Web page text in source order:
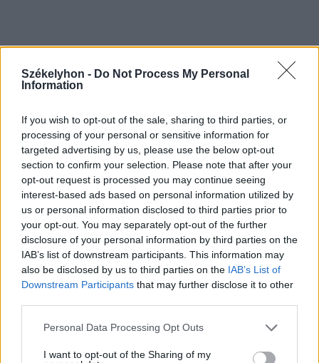
Székelyhon - Do Not Process My Personal
Information
If you wish to opt-out of the sale, sharing to third parties, or
processing of your personal or sensitive information for
targeted advertising by us, please use the below opt-out
section to confirm your selection. Please note that after your
opt-out request is processed you may continue seeing
interest-based ads based on personal information utilized by
us or personal information disclosed to third parties prior to
your opt-out. You may separately opt-out of the further
disclosure of your personal information by third parties on the
IAB’s list of downstream participants. This information may
also be disclosed by us to third parties on the IAB’s List of
Downstream Participants that may further disclose it to other
Personal Data Processing Opt Outs
I want to opt-out of the Sharing of my
Hasznos
Impresszum
Szerzői jogok
Adatvédelmi tájékoztató
Cookie-kezelési tájékoztató
Hozzászólási szabályzat
Nyomtatott lapjaink archívuma
Székely Hírmondó archívuma